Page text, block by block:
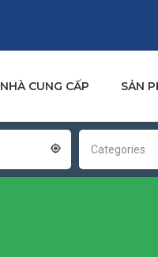
NHÀ CUNG CẤP SẢN
Categories